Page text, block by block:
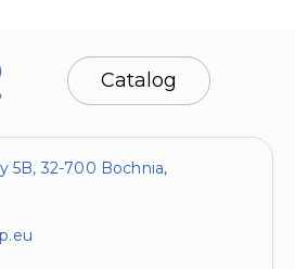
Catalog
5B, 32-700 Bochnia,